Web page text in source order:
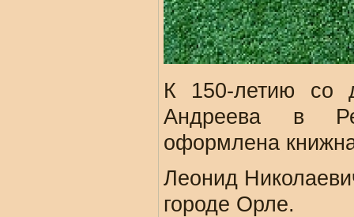
К 150-летию со
Андреева в
оформлена
Леонид
городе Орле.